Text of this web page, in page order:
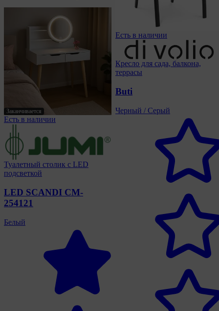
Заканчивается
Есть в наличии
Туалетный столик с LED
подсветкой
LED SCANDI CM-
254121
Белый
Есть в наличии
Кресло для сада, балкона,
террасы
Buti
Черный / Серый